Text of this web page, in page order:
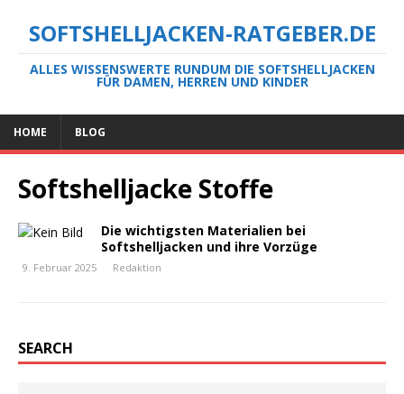
SOFTSHELLJACKEN-RATGEBER.DE
ALLES WISSENSWERTE RUNDUM DIE SOFTSHELLJACKEN
FÜR DAMEN, HERREN UND KINDER
HOME BLOG
Softshelljacke Stoffe
Die wichtigsten Materialien bei
Softshelljacken und ihre Vorzüge
9. Februar 2025 Redaktion
SEARCH